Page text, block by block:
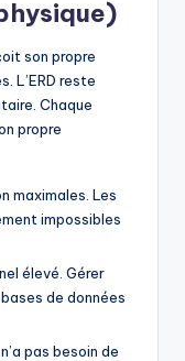
son propre
L’ERD reste
Chaque
propre
maximales. Les
impossibles
élevé. Gérer
de données
n’a pas besoin de